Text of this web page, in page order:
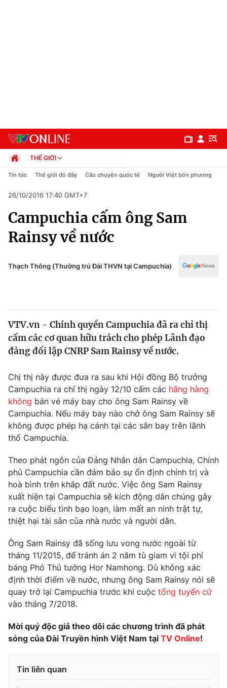
Chuyên mục
Chính trị
Thế giới
Thế giới đó đây
Câu chuyện quốc tế
Kinh tế
Tài chính
Thị trường
Góc doanh nghiệp
Dữ liệu và đời sống
Truyền hình
Phim VTV
Hậu trường
Nhân vật
Khán giả
Giải sao mai
Giải trí
Điện ảnh
Âm nhạc
Sao
Đời sống
Du lịch
Làm đẹp
Chất lượng cuộc sống
Giáo dục
Tuyển sinh
Học trực tuyến
Công nghệ
Hitech Công nghệ tương lai
Sản phẩm
Tư vấn
Giao lưu trực tuyến
Lịch phát sóng
Emagazine
THẾ GIỚI
Chính trị
Pháp luật
Kinh tế
Thể thao
Truyền hình
Y tế
Tin tức Thế giới đó đây Câu chuyện quốc tế Người Việt bốn phương
26/10/2016 17:40 GMT+7
Campuchia cấm ông Sam
Rainsy về nước
Thạch Thông (Thường trú Đài THVN tại Campuchia)
VTV.vn - Chính quyền Campuchia đã ra chỉ thị
cấm các cơ quan hữu trách cho phép Lãnh đạo
đảng đối lập CNRP Sam Rainsy về nước.
Chị thị này được đưa ra sau khi Hội đồng Bộ trưởng
Campuchia ra chỉ thị ngày 12/10 cấm các hãng hàng
không bán vé máy bay cho ông Sam Rainsy về
Campuchia. Nếu máy bay nào chở ông Sam Rainsy sẽ
không được phép hạ cánh tại các sân bay trên lãnh
thổ Campuchia.
Theo phát ngôn của Đảng Nhân dân Campuchia, Chính
phủ Campuchia cần đảm bảo sự ổn định chính trị và
hoà bình trên khắp đất nước. Việc ông Sam Rainsy
xuất hiện tại Campuchia sẽ kích động dân chúng gây
ra cuộc biểu tình bạo loạn, làm mất an ninh trật tự,
thiệt hại tài sản của nhà nước và người dân.
Ông Sam Rainsy đã sống lưu vong nước ngoài từ
tháng 11/2015, để tránh án 2 năm tù giam vì tội phỉ
báng Phó Thủ tướng Hor Namhong. Dù không xác
định thời điểm về nước, nhưng ông Sam Rainsy nói sẽ
quay trở lại Campuchia trước khi cuộc tổng tuyển cử
vào tháng 7/2018.
Mời quý độc giả theo dõi các chương trình đã phát
sóng của Đài Truyền hình Việt Nam tại TV Online!
Tin liên quan